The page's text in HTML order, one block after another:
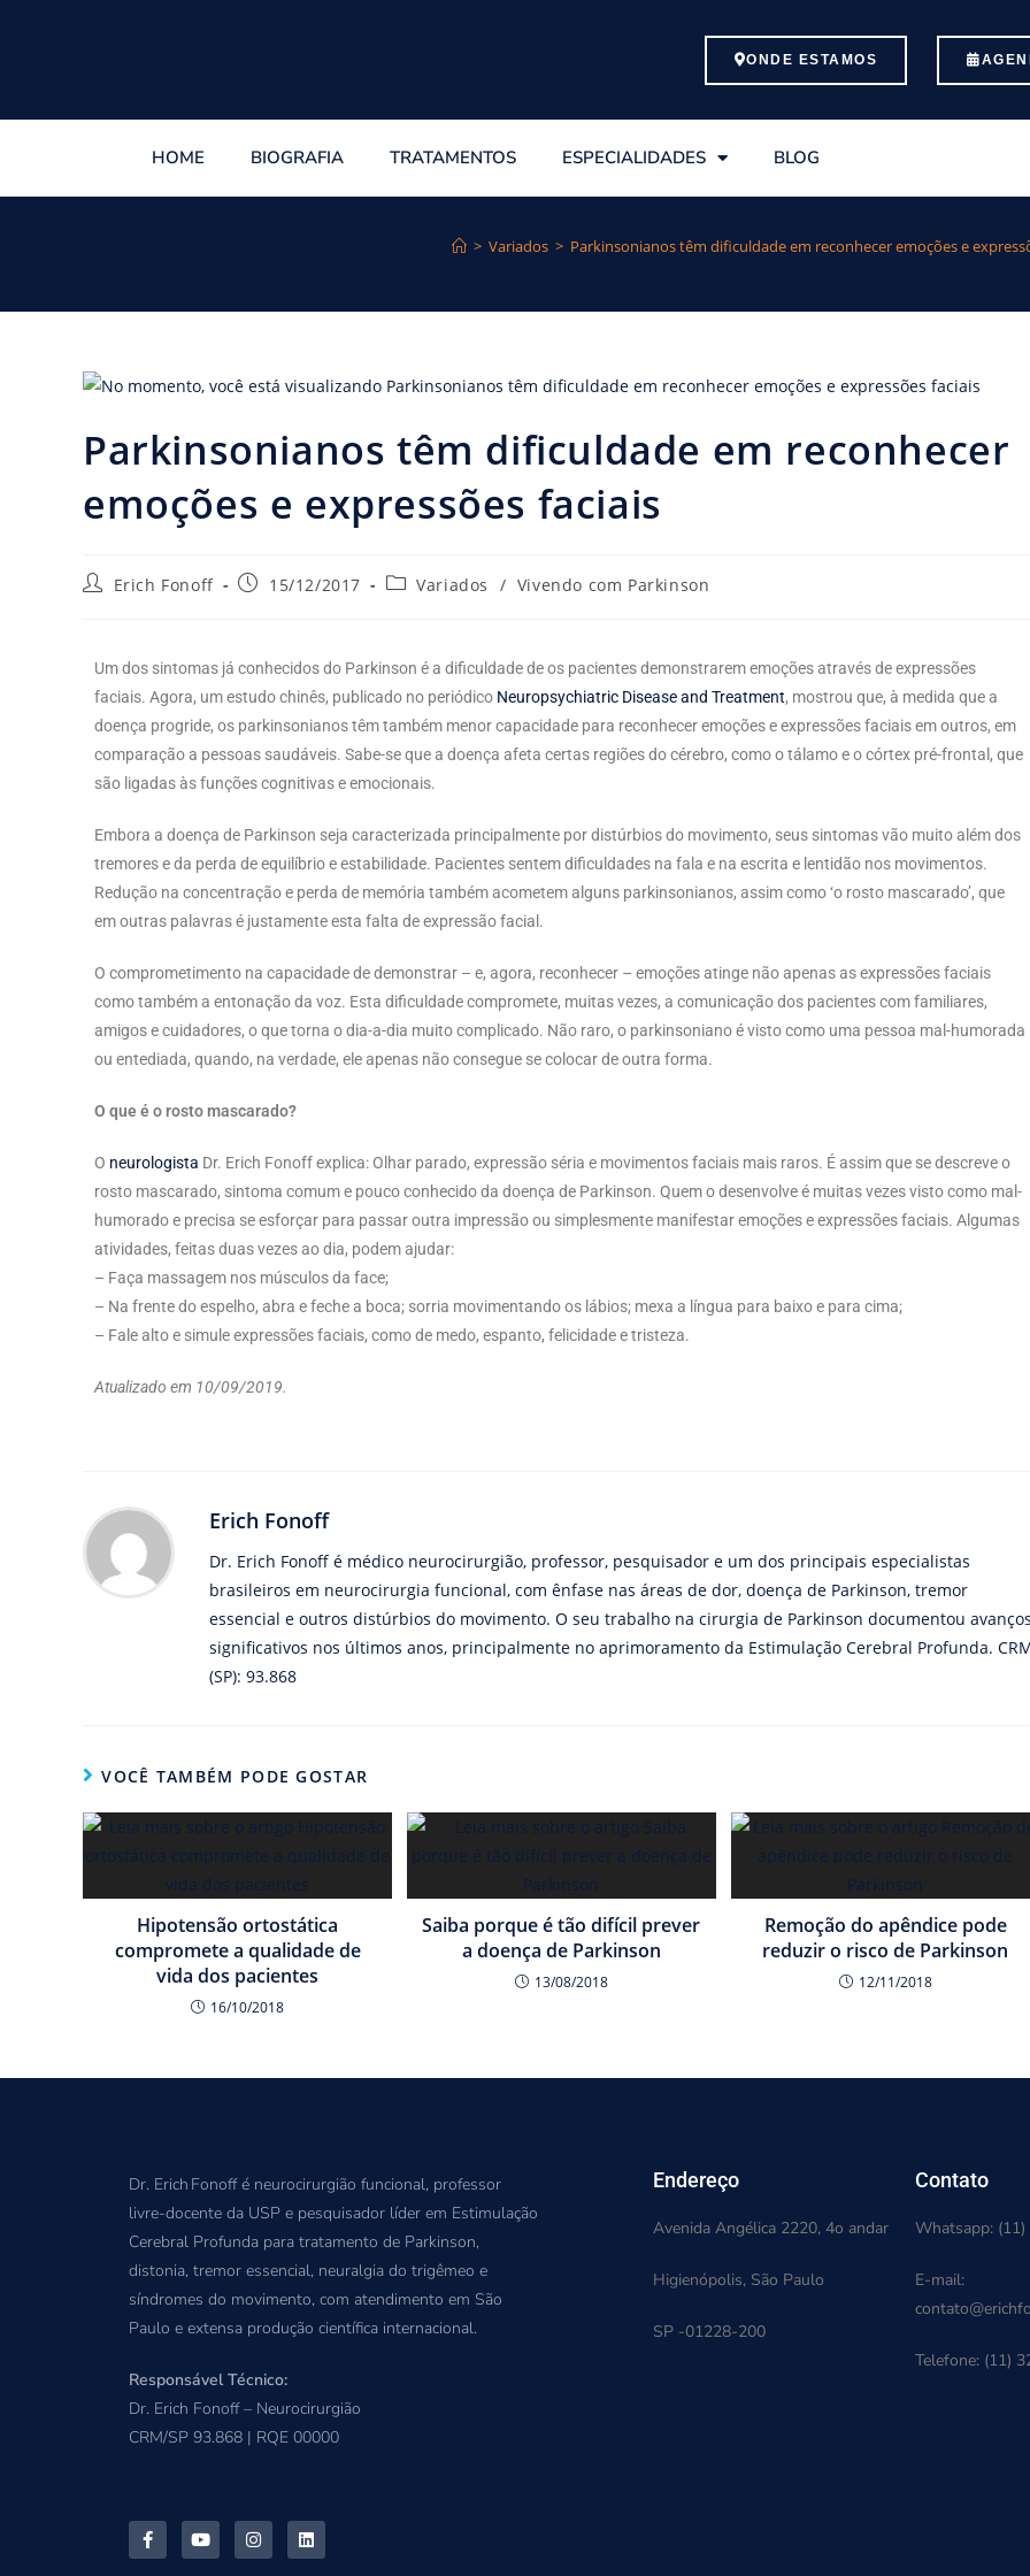
ONDE ESTAMOS
HOME BIOGRAFIA TRATAMENTOS ESPECIALIDADES BLOG
> Variados > Parkinsonianos têm dificuldade em reconhecer emoções e
Parkinsonianos têm dificuldade em reconhecer
emoções e expressões faciais
Erich Fonoff 15/12/2017 Variados / Vivendo com Parkinson
Um dos sintomas já conhecidos do Parkinson é a dificuldade de os pacientes demonstrarem emoções através de expressões
faciais. Agora, um estudo chinês, publicado no periódico Neuropsychiatric Disease and Treatment, mostrou que, à medida que a
doença progride, os parkinsonianos têm também menor capacidade para reconhecer emoções e expressões faciais em outros, em
comparação a pessoas saudáveis. Sabe-se que a doença afeta certas regiões do cérebro, como o tálamo e o córtex pré-frontal, que
são ligadas às funções cognitivas e emocionais.
Embora a doença de Parkinson seja caracterizada principalmente por distúrbios do movimento, seus sintomas vão muito além dos
tremores e da perda de equilíbrio e estabilidade. Pacientes sentem dificuldades na fala e na escrita e lentidão nos movimentos.
Redução na concentração e perda de memória também acometem alguns parkinsonianos, assim como ‘o rosto mascarado’, que
em outras palavras é justamente esta falta de expressão facial.
O comprometimento na capacidade de demonstrar – e, agora, reconhecer – emoções atinge não apenas as expressões faciais
como também a entonação da voz. Esta dificuldade compromete, muitas vezes, a comunicação dos pacientes com familiares,
amigos e cuidadores, o que torna o dia-a-dia muito complicado. Não raro, o parkinsoniano é visto como uma pessoa mal-humorada
ou entediada, quando, na verdade, ele apenas não consegue se colocar de outra forma.
O que é o rosto mascarado?
O neurologista Dr. Erich Fonoff explica: Olhar parado, expressão séria e movimentos faciais mais raros. É assim que se descreve o
rosto mascarado, sintoma comum e pouco conhecido da doença de Parkinson. Quem o desenvolve é muitas vezes visto como mal-
humorado e precisa se esforçar para passar outra impressão ou simplesmente manifestar emoções e expressões faciais. Algumas
atividades, feitas duas vezes ao dia, podem ajudar:
– Faça massagem nos músculos da face;
– Na frente do espelho, abra e feche a boca; sorria movimentando os lábios; mexa a língua para baixo e para cima;
– Fale alto e simule expressões faciais, como de medo, espanto, felicidade e tristeza.
Atualizado em 10/09/2019.
Erich Fonoff
Dr. Erich Fonoff é médico neurocirurgião, professor, pesquisador e um dos principais especialistas
brasileiros em neurocirurgia funcional, com ênfase nas áreas de dor, doença de Parkinson, tremor
essencial e outros distúrbios do movimento. O seu trabalho na cirurgia de Parkinson documentou
significativos nos últimos anos, principalmente no aprimoramento da Estimulação Cerebral Profunda.
(SP): 93.868
VOCÊ TAMBÉM PODE GOSTAR
Hipotensão ortostática
compromete a qualidade de
vida dos pacientes
16/10/2018
Saiba porque é tão difícil prever
a doença de Parkinson
13/08/2018
Remoção do apêndice pode
reduzir o risco de Parkinson
12/11/2018
Dr. Erich Fonoff é neurocirurgião funcional, professor
livre-docente da USP e pesquisador líder em Estimulação
Cerebral Profunda para tratamento de Parkinson,
distonia, tremor essencial, neuralgia do trigêmeo e
síndromes do movimento, com atendimento em São
Paulo e extensa produção científica internacional.
Responsável Técnico:
Dr. Erich Fonoff – Neurocirurgião
CRM/SP 93.868 | RQE 00000
Endereço
Avenida Angélica 2220, 4o andar
Higienópolis, São Paulo
SP -01228-200
Contato
Whatsapp:
E-mail:
Telefone: (11)